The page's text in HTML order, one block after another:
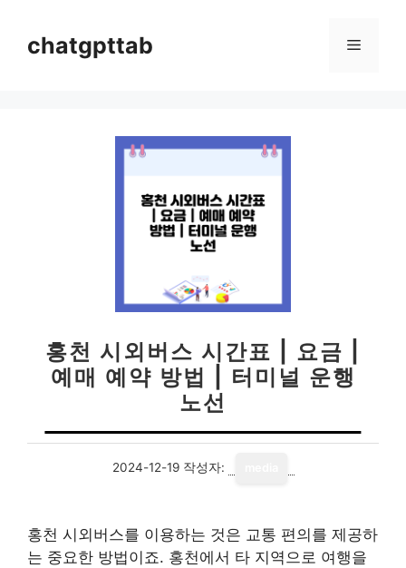
chatgpttab 메
홍천 시외버스 시간표 | 요금 |
예매 예약 방법 | 터미널 운행
노선
2024-12-19 작성자:
홍천 시외버스를 이용하는 것은 교통 편의를 제공하
는 중요한 방법이죠. 홍천에서 타 지역으로 여행을